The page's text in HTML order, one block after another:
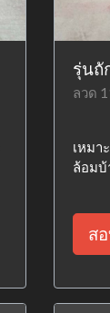
รุ่นถั
ลวด
เหมา
ล้อมบ้
ส